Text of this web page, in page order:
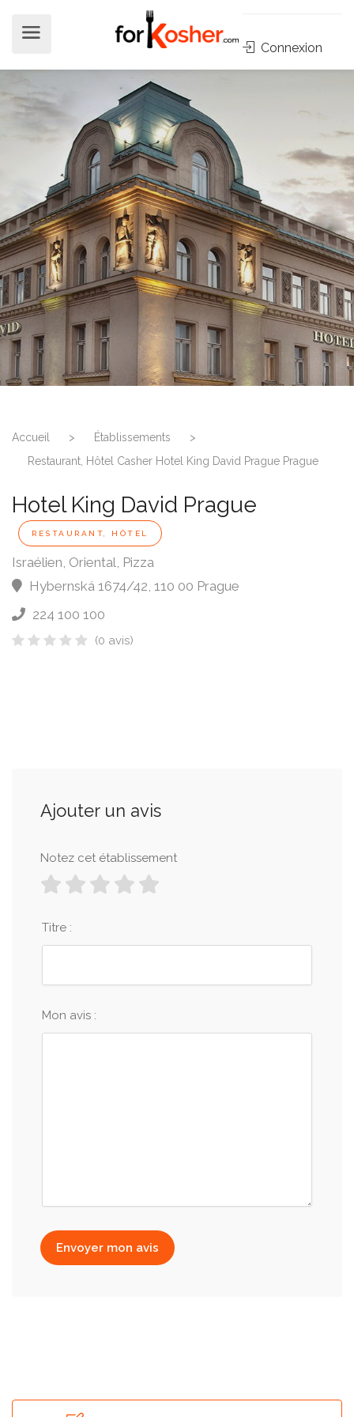
Connexion
Accueil > Établissements
>
Restaurant, Hôtel Casher Hotel King David Prague Prague
Hotel King David Prague
RESTAURANT, HÔTEL
Israélien, Oriental, Pizza
Hybernská 1674/42, 110 00 Prague
224 100 100
(0 avis)
Ajouter un avis
Notez cet établissement
Titre :
Mon avis :
Envoyer mon avis